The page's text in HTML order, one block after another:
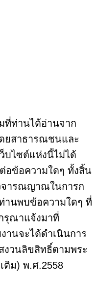
ที่ท่านได้อ่านจาก
ยสาธารณชนและ
บไซต์แห่งนี้ไม่ได้
อข้อความใดๆ ทั้งสิ้น
จารณญาณในการก
านพบข้อความใดๆ ที่
รุณาแจ้งมาที่
านจะได้ดำเนินการ
งวนลิขสิทธิ์ตามพระ
ม) พ.ศ.2558